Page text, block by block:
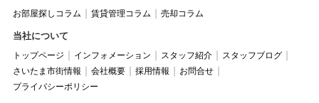
お部屋探しコラム 賃貸管理コラム 売却コラム
当社について
トップページ インフォメーション スタッフ紹介
スタッフブログ
さいたま市街情報
会社概要 採用情報
お問合せ
プライバシーポリシー